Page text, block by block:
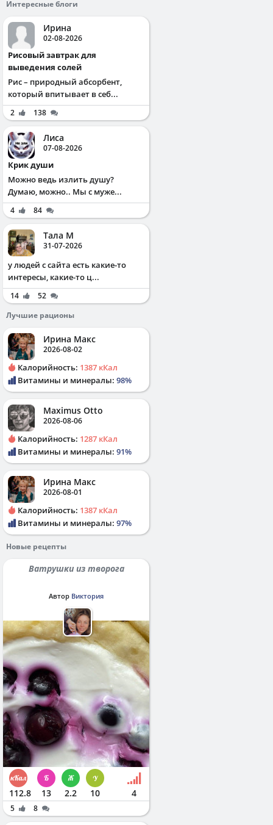
Интересные блоги
Ирина
02-08-2026
Рисовый завтрак для
выведения солей
Рис – природный абсорбент,
который впитывает в себ...
2 138
Лиса
07-08-2026
Крик души
Можно ведь излить душу?
Думаю, можно.. Мы с муже...
4 84
Тала М
31-07-2026
у людей с сайта есть какие-то
интересы, какие-то ц...
14
52
Лучшие рационы
Ирина Макс
2026-08-02
Калорийность: 1387 кКал
Витамины и минералы: 98%
Maximus Otto
2026-08-06
Калорийность: 1287 кКал
Витамины и минералы: 91%
Ирина Макс
2026-08-01
Калорийность: 1387 кКал
Витамины и минералы: 97%
Новые рецепты
Ватрушки из творога
Автор Виктория
112.8 13 2.2 10 4
5 8